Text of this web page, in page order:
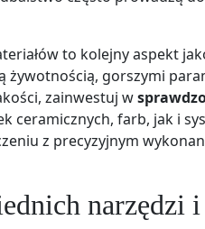
to kolejny aspekt
żywotnością, gorszymi
zainwestuj w
ceramicznych, farb, jak i
z precyzyjnym
narzędzi